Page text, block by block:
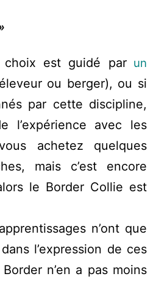
est guidé parun
ou berger), ou si
par cette discipline,
l’expérience avec les
achetez quelques
mais c’est encore
le Border Collie est
n’ont que
l’expression de ces
n’en a pas moins